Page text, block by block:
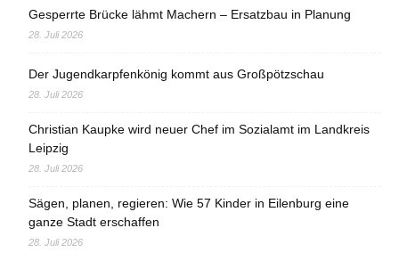
Gesperrte Brücke lähmt Machern – Ersatzbau in Planung
28. Juli 2026
Der Jugendkarpfenkönig kommt aus Großpötzschau
28. Juli 2026
Christian Kaupke wird neuer Chef im Sozialamt im Landkreis
Leipzig
28. Juli 2026
Sägen, planen, regieren: Wie 57 Kinder in Eilenburg eine
ganze Stadt erschaffen
28. Juli 2026